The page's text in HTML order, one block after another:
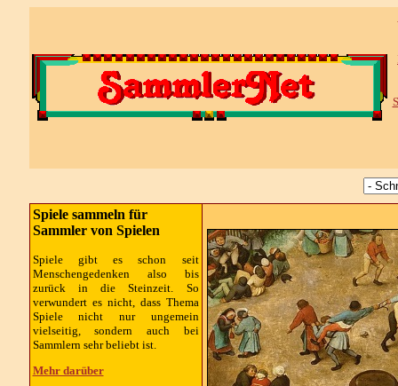
Spiele sammeln für
Sammler von Spielen
Spiele gibt es schon seit
Menschengedenken also bis
zurück in die Steinzeit. So
verwundert es nicht, dass Thema
Spiele nicht nur ungemein
vielseitig, sondern auch bei
Sammlern sehr beliebt ist.
Mehr darüber